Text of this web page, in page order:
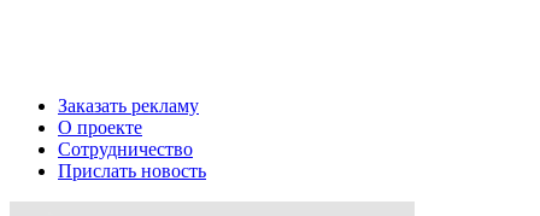
Заказать рекламу
О проекте
Сотрудничество
Прислать новость